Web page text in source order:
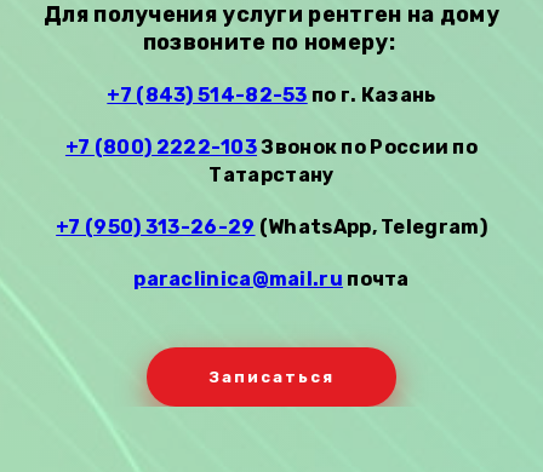
Для получения услуги рентген на дому
позвоните по номеру:
+7 (843) 514-82-53 по г. Казань
+7 (800) 2222-103Звонок по России по
Татарстану
+7 (950) 313-26-29 (WhatsApp, Telegram)
paraclinica@mail.ru почта
Записаться